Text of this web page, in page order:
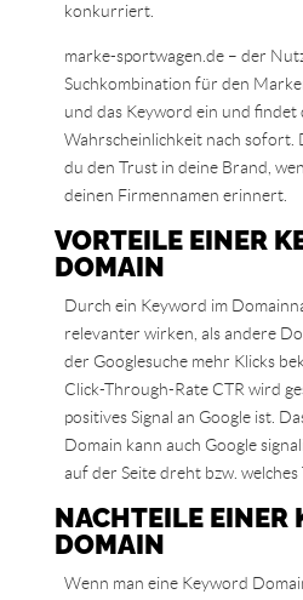
konkurriert.
marke-sportwagen.de – der
Suchkombination für den
und das Keyword ein und findet
Wahrscheinlichkeit nach sofort.
du den Trust in deine Brand,
deinen Firmennamen erinnert.
VORTEILE EINER
DOMAIN
Durch ein Keyword im
relevanter wirken, als andere
der Googlesuche mehr Klicks
Click-Through-Rate CTR wird
positives Signal an Google ist.
Domain kann auch Google
auf der Seite dreht bzw. welches
NACHTEILE EINER
DOMAIN
Wenn man eine Keyword